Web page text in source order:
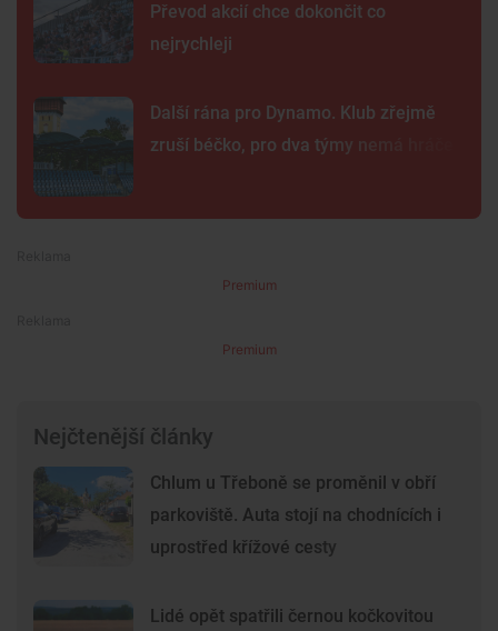
Převod akcií chce dokončit co
nejrychleji
Další rána pro Dynamo. Klub zřejmě
zruší béčko, pro dva týmy nemá hráče
Premium
Premium
Nejčtenější články
Chlum u Třeboně se proměnil v obří
parkoviště. Auta stojí na chodnících i
uprostřed křížové cesty
Lidé opět spatřili černou kočkovitou